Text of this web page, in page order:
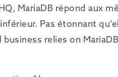
MariaDB répond aux
Pas étonnant
relies on